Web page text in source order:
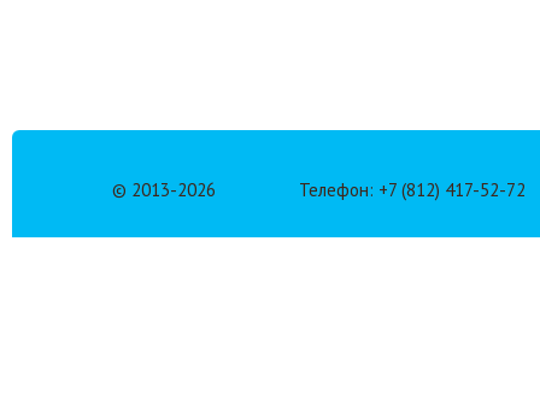
© 2013-2026 Телефон: +7 (812) 417-52-72